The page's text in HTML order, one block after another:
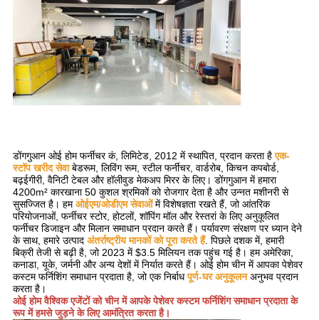
डोंगगुआन ओई होम फर्नीचर कं, लिमिटेड, 2012 में स्थापित, प्रदान करता हैएक-
स्टॉप खरीद सेवाबेडरूम, लिविंग रूम, स्टील फर्नीचर, वार्डरोब, किचन कपबोर्ड,
बढ़ईगीरी, वैनिटी टेबल और हॉलीवुड मेकअप मिरर के लिए। डोंगगुआन में हमारा
4200m² कारखाना 50 कुशल श्रमिकों को रोजगार देता है और उन्नत मशीनरी से
सुसज्जित है। हमओईएम/ओडीएम सेवाओंमें विशेषज्ञता रखते हैं, जो आंतरिक
परियोजनाओं, फर्नीचर स्टोर, होटलों, शॉपिंग मॉल और रेस्तरां के लिए अनुकूलित
फर्नीचर डिजाइन और मिलान समाधान प्रदान करते हैं। पर्यावरण संरक्षण पर ध्यान देने
के साथ, हमारे उत्पाद अंतर्राष्ट्रीय मानकों को पूरा करते हैं. पिछले दशक में, हमारी
बिक्री तेजी से बढ़ी है, जो 2023 में $3.5 मिलियन तक पहुंच गई है। हम अमेरिका,
कनाडा, यूके, जर्मनी और अन्य देशों में निर्यात करते हैं। ओई होम चीन में आपका पेशेवर
कस्टम फर्निशिंग समाधान प्रदाता है, जो एक निर्बाधपूर्ण-घर अनुकूलनअनुभव प्रदान
करता है।
ओई होम वैश्विक एजेंटों को चीन में आपके पेशेवर कस्टम फर्निशिंग समाधान प्रदाता के
रूप में हमसे जुड़ने के लिए आमंत्रित करता है।